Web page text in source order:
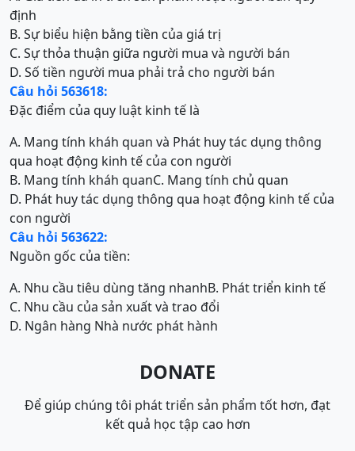
định
B. Sự biểu hiện bằng tiền của giá trị
C. Sự thỏa thuận giữa người mua và người bán
D. Số tiền người mua phải trả cho người bán
Câu hỏi 563618:
Đặc điểm của quy luật kinh tế là
A. Mang tính kháh quan và Phát huy tác dụng thông
qua hoạt động kinh tế của con người
B. Mang tính kháh quanC. Mang tính chủ quan
D. Phát huy tác dụng thông qua hoạt động kinh tế của
con người
Câu hỏi 563622:
Nguồn gốc của tiền:
A. Nhu cầu tiêu dùng tăng nhanhB. Phát triển kinh tế
C. Nhu cầu của sản xuất và trao đổi
D. Ngân hàng Nhà nước phát hành
DONATE
Để giúp chúng tôi phát triển sản phẩm tốt hơn, đạt
kết quả học tập cao hơn